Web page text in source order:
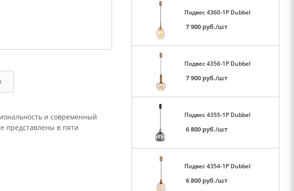
и современный
представлены в пяти
Подвес 4360-1P Dubbel
7 900 руб./шт
Подвес 4356-1P Dubbel
7 900 руб./шт
Подвес 4355-1P Dubbel
6 800 руб./шт
Подвес 4354-1P Dubbel
6 800 руб./шт